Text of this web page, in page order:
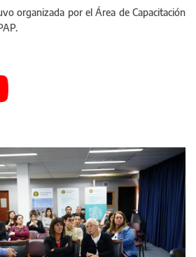
organizada por el Área de Capacitación